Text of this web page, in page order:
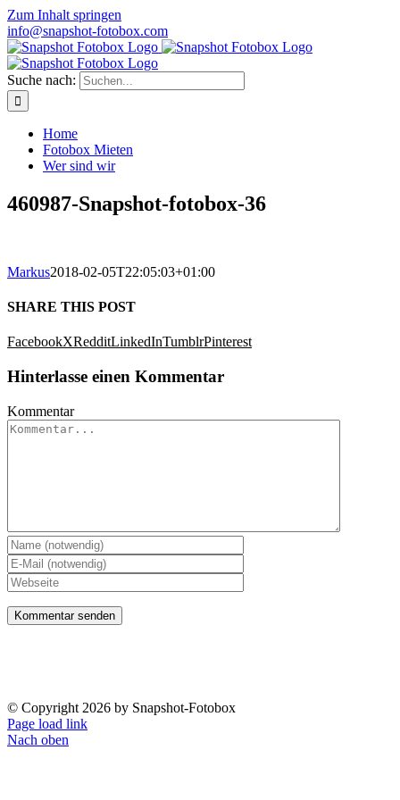
Zum Inhalt springen
info@snapshot-fotobox.com
Suche nach:
Home
Fotobox Mieten
Wer sind wir
460987-Snapshot-fotobox-36
Markus2018-02-05T22:05:03+01:00
SHARE THIS POST
FacebookXRedditLinkedInTumblrPinterest
Hinterlasse einen Kommentar
Kommentar
© Copyright 2026 by Snapshot-Fotobox
Page load link
Nach oben